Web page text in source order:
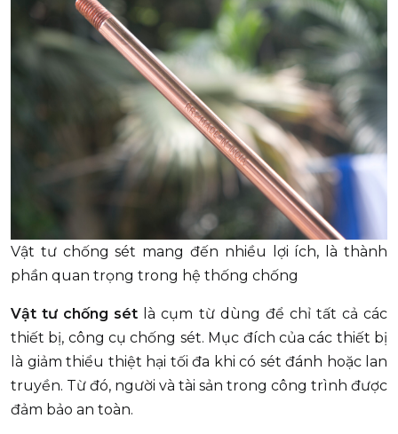
Vật tư chống sét mang đến nhiều lợi ích, là thành
phần quan trọng trong hệ thống chống
Vật tư chống sét là cụm từ dùng để chỉ tất cả các
thiết bị, công cụ chống sét. Mục đích của các thiết bị
là giảm thiểu thiệt hại tối đa khi có sét đánh hoặc lan
truyền. Từ đó, người và tài sản trong công trình được
đảm bảo an toàn.